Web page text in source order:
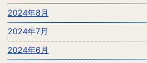
2024年8月
2024年7月
2024年6月